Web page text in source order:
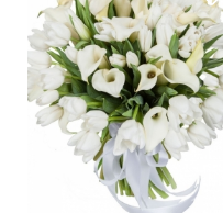
45 см 30 см